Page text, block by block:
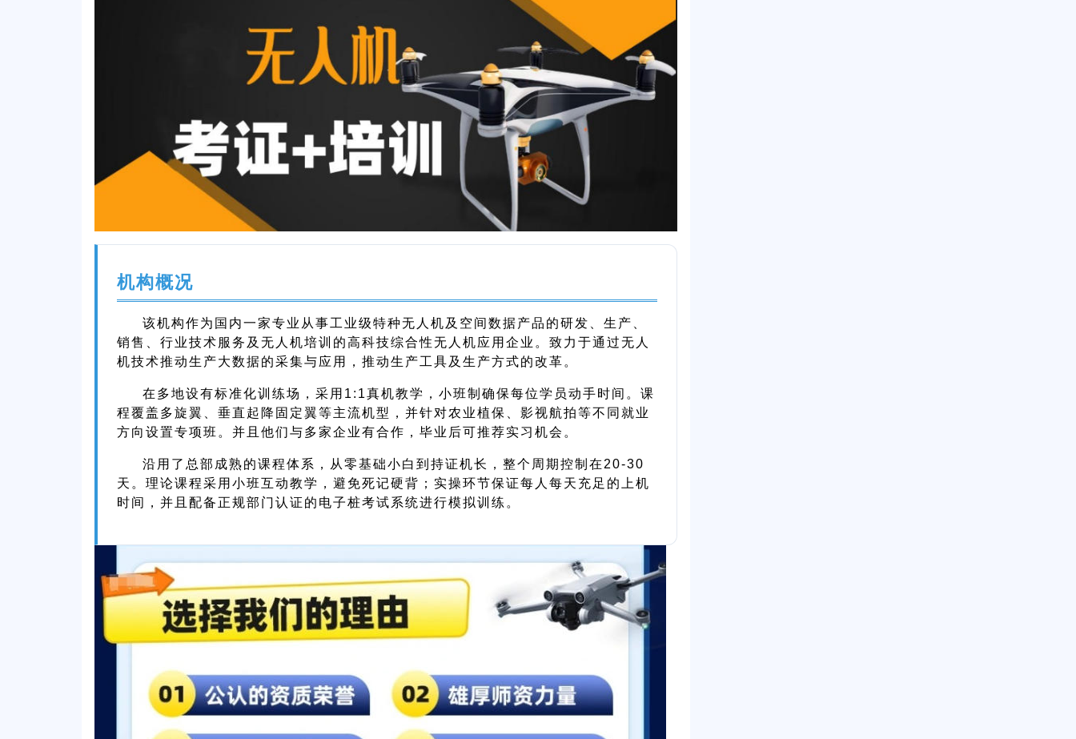
机构概况
该机构作为国内一家专业从事工业级特种无人机及空间数据产品的研发、生产、
销售、行业技术服务及无人机培训的高科技综合性无人机应用企业。致力于通过无人
机技术推动生产大数据的采集与应用，推动生产工具及生产方式的改革。
在多地设有标准化训练场，采用1:1真机教学，小班制确保每位学员动手时间。课
程覆盖多旋翼、垂直起降固定翼等主流机型，并针对农业植保、影视航拍等不同就业
方向设置专项班。并且他们与多家企业有合作，毕业后可推荐实习机会。
沿用了总部成熟的课程体系，从零基础小白到持证机长，整个周期控制在20-30
天。理论课程采用小班互动教学，避免死记硬背；实操环节保证每人每天充足的上机
时间，并且配备正规部门认证的电子桩考试系统进行模拟训练。